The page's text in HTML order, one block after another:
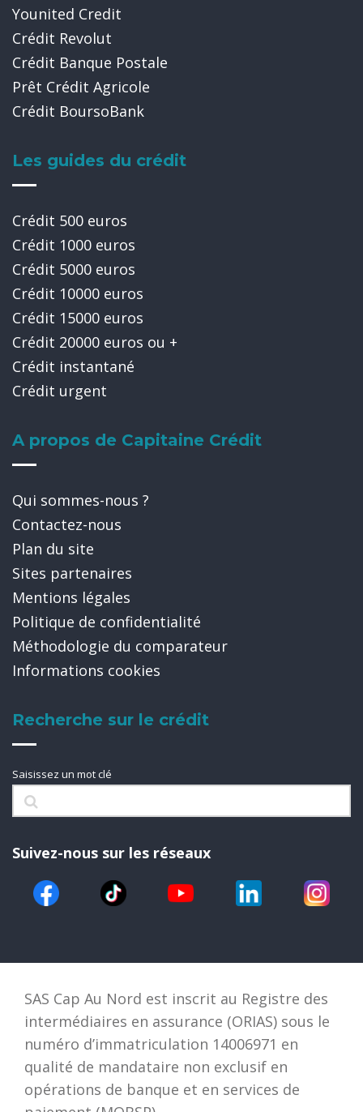
Younited Credit
Crédit Revolut
Crédit Banque Postale
Prêt Crédit Agricole
Crédit BoursoBank
Les guides du crédit
Crédit 500 euros
Crédit 1000 euros
Crédit 5000 euros
Crédit 10000 euros
Crédit 15000 euros
Crédit 20000 euros ou +
Crédit instantané
Crédit urgent
A propos de Capitaine Crédit
Qui sommes-nous ?
Contactez-nous
Plan du site
Sites partenaires
Mentions légales
Politique de confidentialité
Méthodologie du comparateur
Informations cookies
Recherche sur le crédit
Saisissez un mot clé
Suivez-nous sur les réseaux
SAS Cap Au Nord est inscrit au Registre des
intermédiaires en assurance (ORIAS) sous le
numéro d’immatriculation 14006971 en
qualité de mandataire non exclusif en
opérations de banque et en services de